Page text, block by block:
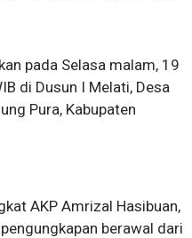
pada Selasa malam, 19
di Dusun I Melati, Desa
Pura, Kabupaten
AKP Amrizal Hasibuan,
berawal dari